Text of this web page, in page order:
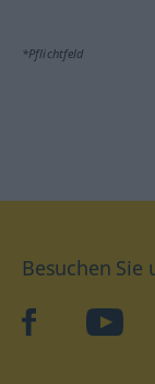
*Pflichtfeld
Besuchen Sie
facebook